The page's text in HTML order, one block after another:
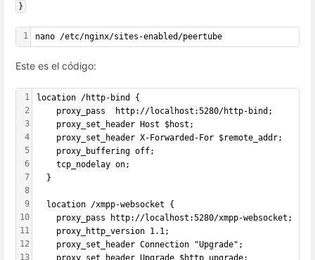
}
1 nano /etc/nginx/sites-enabled/peertube
Este es el código:
1
2
3
4
5
6
7
8
9
10
11
12
13
location /http-bind {
    proxy_pass  http://localhost:5280/http-bind;
    proxy_set_header Host $host;
    proxy_set_header X-Forwarded-For $remote_addr;
    proxy_buffering off;
    tcp_nodelay on;
  }
  location /xmpp-websocket {
    proxy_pass http://localhost:5280/xmpp-websocket;
    proxy_http_version 1.1;
    proxy_set_header Connection "Upgrade";
    proxy_set_header Upgrade $http_upgrade;